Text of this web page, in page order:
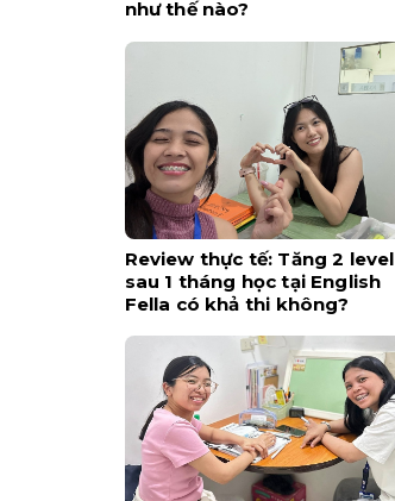
như thế nào?
Review thực tế: Tăng 2 level
sau 1 tháng học tại English
Fella có khả thi không?